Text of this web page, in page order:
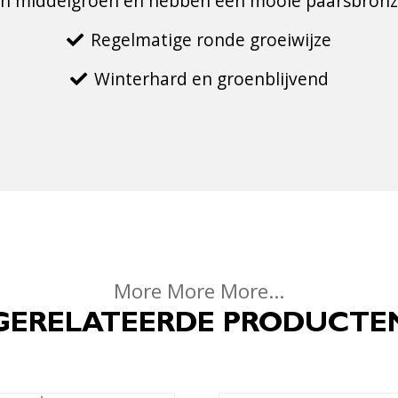
Regelmatige ronde groeiwijze
Winterhard en groenblijvend
More More More...